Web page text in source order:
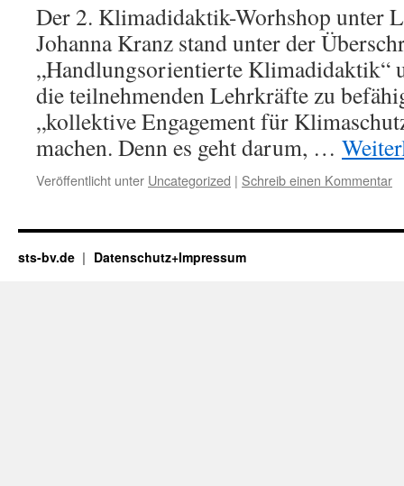
Der 2. Klimadidaktik-Worhshop unter
Johanna Kranz stand unter der
„Handlungsorientierte Klimadidaktik“
die teilnehmenden Lehrkräfte zu
„kollektive Engagement für
machen. Denn es geht darum, …
Veröffentlicht unter Uncategorized | Schreib einen Kommentar
sts-bv.de Datenschutz+Impressum